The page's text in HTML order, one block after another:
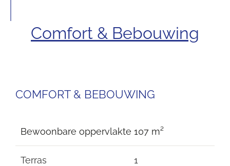
Comfort & Bebouwing
COMFORT & BEBOUWING
Bewoonbare oppervlakte 107 m²
Terras 1